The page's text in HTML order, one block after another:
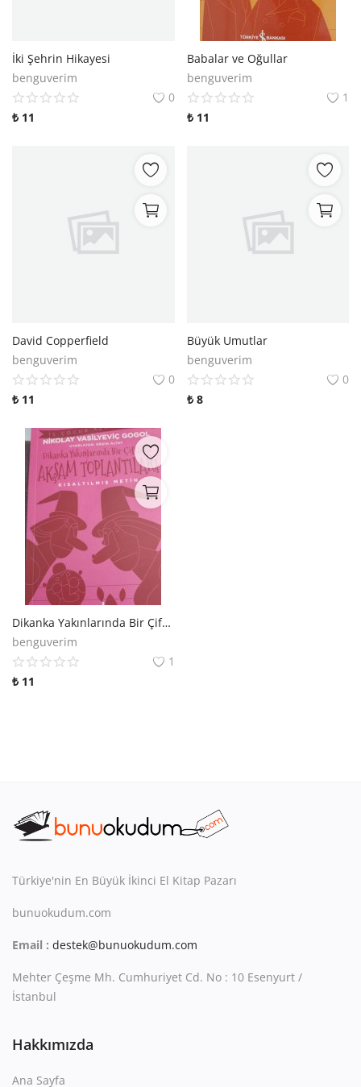
İki Şehrin Hikayesi
benguverim
0
₺ 11
Babalar ve Oğullar
benguverim
1
₺11
David Copperfield
benguverim
0
₺ 11
Büyük Umutlar
benguverim
0
₺8
Dikanka Yakınlarında Bir Çiftlikte Akşam Toplantıları
benguverim
1
₺ 11
Türkiye'nin En Büyük İkinci El Kitap Pazarı
bunuokudum.com
Email : destek@bunuokudum.com
Mehter Çeşme Mh. Cumhuriyet Cd. No : 10 Esenyurt /
İstanbul
Hakkımızda
Ana Sayfa